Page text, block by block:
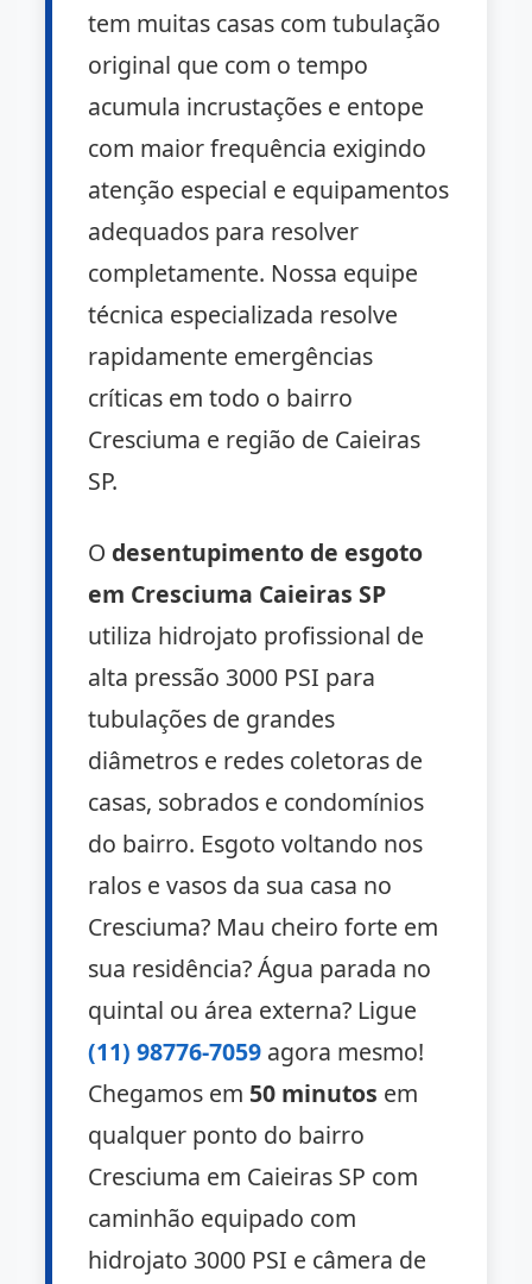
tem muitas casas com tubulação
original que com o tempo
acumula incrustações e entope
com maior frequência exigindo
atenção especial e equipamentos
adequados para resolver
completamente. Nossa equipe
técnica especializada resolve
rapidamente emergências
críticas em todo o bairro
Cresciuma e região de Caieiras
SP.
O desentupimento de esgoto
em Cresciuma Caieiras SP
utiliza hidrojato profissional de
alta pressão 3000 PSI para
tubulações de grandes
diâmetros e redes coletoras de
casas, sobrados e condomínios
do bairro. Esgoto voltando nos
ralos e vasos da sua casa no
Cresciuma? Mau cheiro forte em
sua residência? Água parada no
quintal ou área externa? Ligue
(11) 98776-7059 agora mesmo!
Chegamos em 50 minutos em
qualquer ponto do bairro
Cresciuma em Caieiras SP com
caminhão equipado com
hidrojato 3000 PSI e câmera de